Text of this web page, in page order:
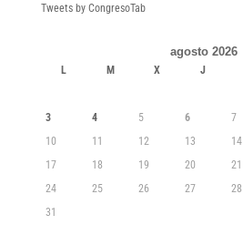
Tweets by CongresoTab
agosto 2026
L M X J
3
4 5 6 7
10
11 12 13 14
17
18 19 20 21
24
25 26 27 28
31